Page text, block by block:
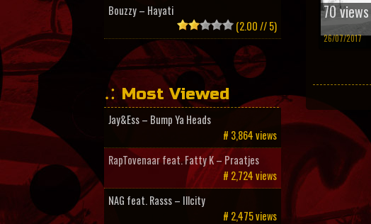
70 views
26/07/2017
Bouzzy – Hayati
(2.00 // 5)
Most Viewed
Jay&Ess – Bump Ya Heads
# 3,864 views
RapTovenaar feat. Fatty K – Praatjes
# 2,724 views
NAG feat. Rasss – Illcity
# 2,475 views